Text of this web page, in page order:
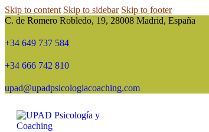
Skip to content Skip to sidebar Skip to footer
C. de Romero Robledo, 19, 28008 Madrid, España
+34 649 737 584
+34 666 742 810
upad@upadpsicologiacoaching.com